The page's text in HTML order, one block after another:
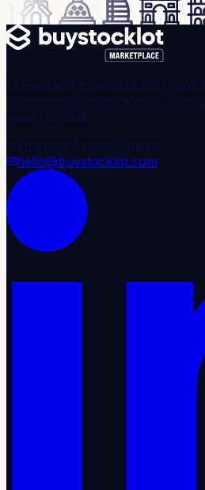
El mercado mayorista B2B
conectando compradores y
nivel mundial.
Emiratos Árabes Unidos
hello@buystocklot.com